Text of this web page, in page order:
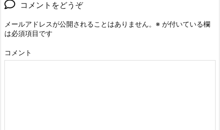
コメントをどうぞ
メールアドレスが公開されることはありません。 ※ が付いている欄
は必須項目です
コメント